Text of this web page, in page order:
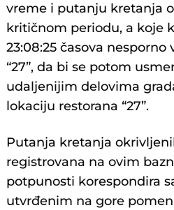
vreme i putanju kretanja
kritičnom periodu, a koje
23:08:25 časova
“27”, da bi se potom
udaljenijim delovima
lokaciju restorana “27”.
Putanja kretanja
registrovana na ovim
potpunosti korespondira
utvrđenim na gore